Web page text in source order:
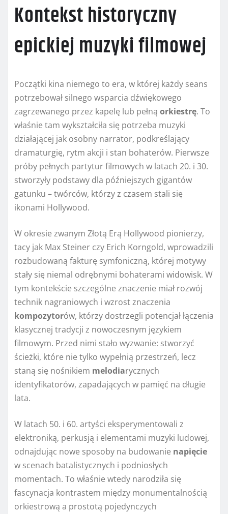
Kontekst historyczny
epickiej muzyki filmowej
Początki kina niemego to era, w której każdy seans
potrzebował silnego wsparcia dźwiękowego
zagrzewanego przez kapelę lub pełną orkiestrę. To
właśnie tam wykształciła się potrzeba muzyki
działającej jak osobny narrator, podkreślający
dramaturgię, rytm akcji i stan bohaterów. Pierwsze
próby pełnych partytur filmowych w latach 20. i 30.
stworzyły podstawy dla późniejszych gigantów
gatunku – twórców, którzy z czasem stali się
ikonami Hollywood.
W okresie zwanym Złotą Erą Hollywood pionierzy,
tacy jak Max Steiner czy Erich Korngold, wprowadzili
rozbudowaną fakturę symfoniczną, której motywy
stały się niemal odrębnymi bohaterami widowisk. W
tym kontekście szczególne znaczenie miał rozwój
technik nagraniowych i wzrost znaczenia
kompozytorów, którzy dostrzegli potencjał łączenia
klasycznej tradycji z nowoczesnym językiem
filmowym. Przed nimi stało wyzwanie: stworzyć
ścieżki, które nie tylko wypełnią przestrzeń, lecz
staną się nośnikiem melodiarycznych
identyfikatorów, zapadających w pamięć na długie
lata.
W latach 50. i 60. artyści eksperymentowali z
elektroniką, perkusją i elementami muzyki ludowej,
odnajdując nowe sposoby na budowanie napięcie
w scenach batalistycznych i podniosłych
momentach. To właśnie wtedy narodziła się
fascynacja kontrastem między monumentalnością
orkiestrową a prostotą pojedynczych